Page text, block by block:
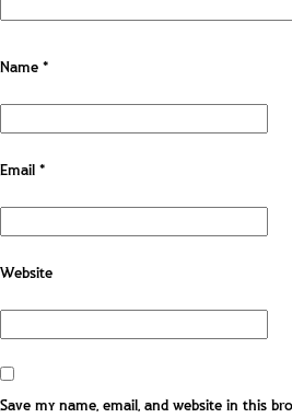
Name*
Email*
Website
Save my name, email, and website in this